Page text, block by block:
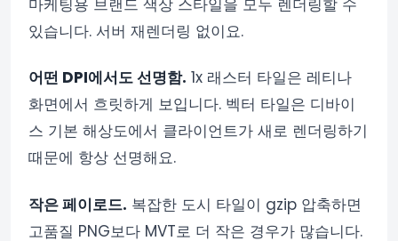
마케팅용 브랜드 색상 스타일을 모두 렌더링할 수
있습니다. 서버 재렌더링 없이요.
어떤 DPI에서도 선명함. 1x 래스터 타일은 레티나
화면에서 흐릿하게 보입니다. 벡터 타일은 디바이
스 기본 해상도에서 클라이언트가 새로 렌더링하기
때문에 항상 선명해요.
작은 페이로드. 복잡한 도시 타일이 gzip 압축하면
고품질 PNG보다 MVT로 더 작은 경우가 많습니다.